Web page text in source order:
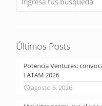
Últimos Posts
Potencia Ventures:
LATAM 2026
agosto 6, 2026